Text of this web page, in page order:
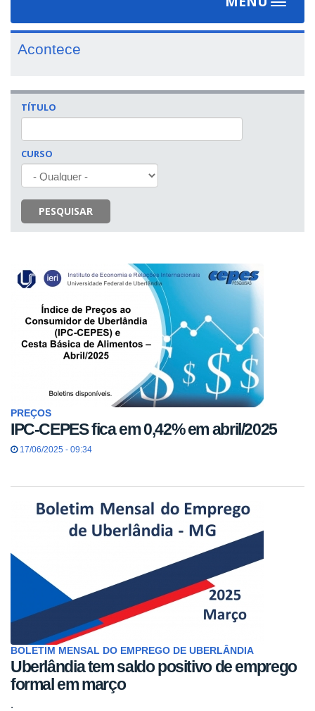
Toggle
Acontece
TÍTULO
CURSO
PESQUISAR
PREÇOS
IPC-CEPES fica em 0,42% em abril/2025
17/06/2025 - 09:34
BOLETIM MENSAL DO EMPREGO DE UBERLÂNDIA
Uberlândia tem saldo positivo de emprego
formal em março
.